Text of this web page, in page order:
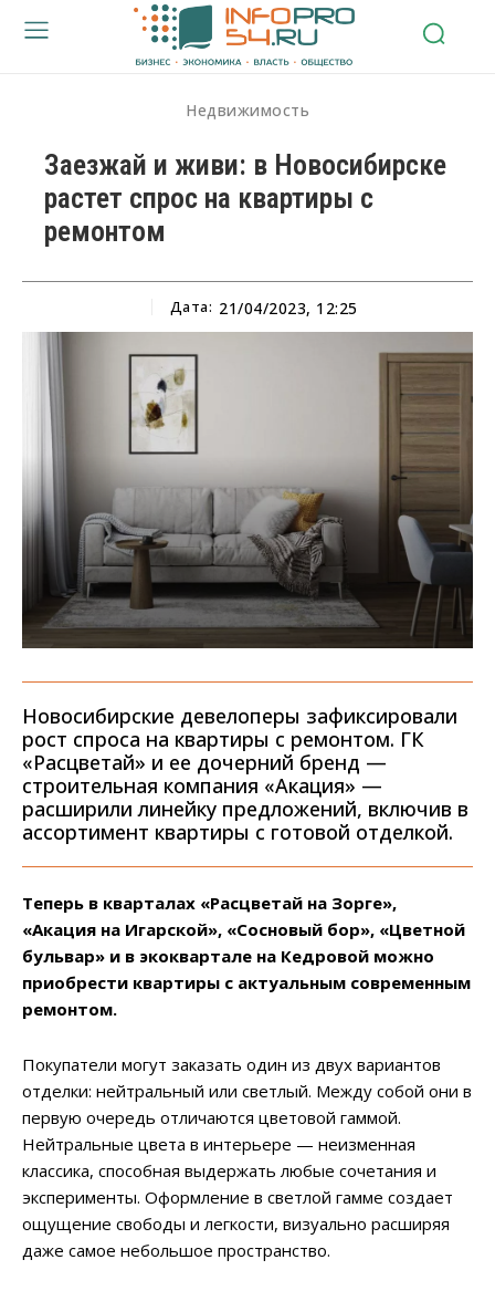
Недвижимость
Заезжай и живи: в Новосибирске
растет спрос на квартиры с
ремонтом
Дата: 21/04/2023, 12:25
Новосибирские девелоперы зафиксировали
рост спроса на квартиры с ремонтом. ГК
«Расцветай» и ее дочерний бренд —
строительная компания «Акация» —
расширили линейку предложений, включив в
ассортимент квартиры с готовой отделкой.
Теперь в кварталах «Расцветай на Зорге»,
«Акация на Игарской», «Сосновый бор», «Цветной
бульвар» и в экоквартале на Кедровой можно
приобрести квартиры с актуальным современным
ремонтом.
Покупатели могут заказать один из двух вариантов
отделки: нейтральный или светлый. Между собой они в
первую очередь отличаются цветовой гаммой.
Нейтральные цвета в интерьере — неизменная
классика, способная выдержать любые сочетания и
эксперименты. Оформление в светлой гамме создает
ощущение свободы и легкости, визуально расширяя
даже самое небольшое пространство.